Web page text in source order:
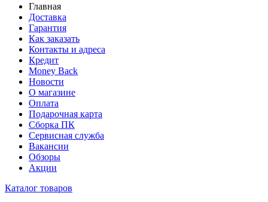
Главная
Доставка
Гарантия
Как заказать
Контакты и адреса
Кредит
Money Back
Новости
О магазине
Оплата
Подарочная карта
Сборка ПК
Сервисная служба
Вакансии
Обзоры
Акции
Каталог товаров